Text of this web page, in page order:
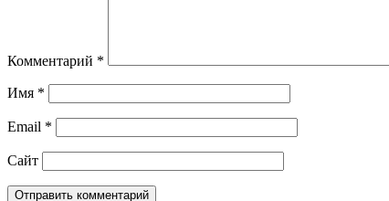
Комментарий *
Имя *
Email *
Сайт